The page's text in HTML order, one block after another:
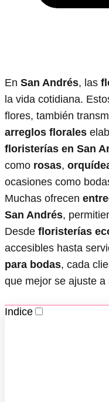
En San Andrés, las
la vida cotidiana.
flores, también
arreglos florales
floristerías en San
como rosas,
ocasiones como
Muchas ofrecen
San Andrés,
Desde floristerías
accesibles hasta
para bodas, cada
que mejor se ajuste a
Indice